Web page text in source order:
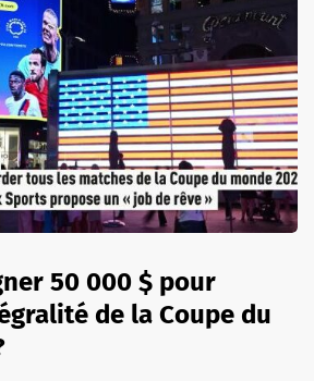
50 000 $ pour
de la Coupe du